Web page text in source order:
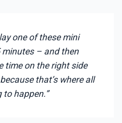
one of these mini
– and then
time on the right side
that’s where all
to happen.”